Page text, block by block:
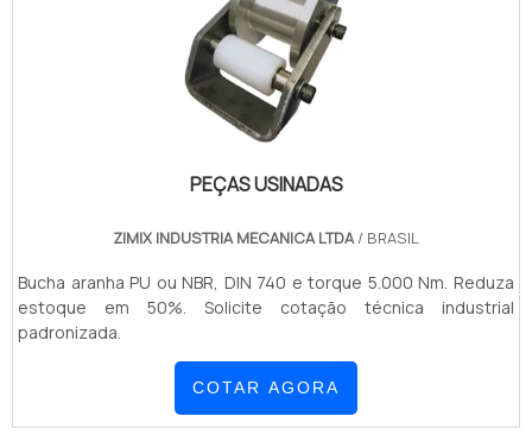
PEÇAS USINADAS
ZIMIX INDUSTRIA MECANICA LTDA/ BRASIL
Bucha aranha PU ou NBR, DIN 740 e torque 5.000 Nm. Reduza
estoque em 50%. Solicite cotação técnica industrial
padronizada.
COTAR AGORA